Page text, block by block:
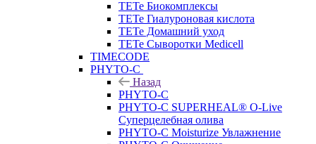
TETe Биокомплексы
TETe Гиалуроновая кислота
TETe Домашний уход
TETe Сыворотки Medicell
TIMECODE
PHYTO-C
Назад
PHYTO-C
PHYTO-C SUPERHEAL® O-Live
Суперцелебная олива
PHYTO-C Moisturize Увлажнение